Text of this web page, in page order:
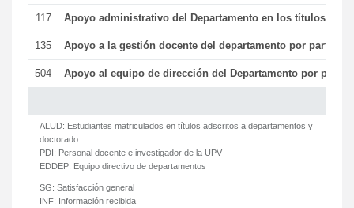
117 Apoyo administrativo del Departamento en los títulos de
135 Apoyo a la gestión docente del departamento por parte
504 Apoyo al equipo de dirección del Departamento por parte
ALUD: Estudiantes matriculados en títulos adscritos a departamentos y
doctorado
PDI: Personal docente e investigador de la UPV
EDDEP: Equipo directivo de departamentos
SG: Satisfacción general
INF: Información recibida